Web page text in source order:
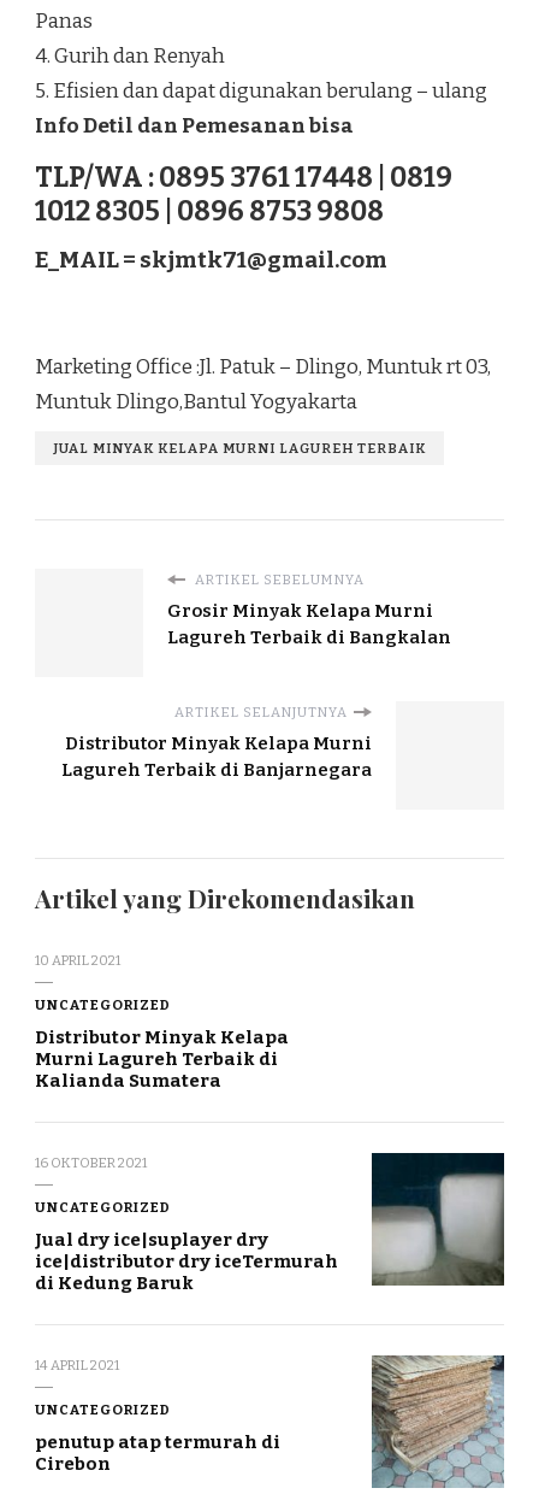
Panas
4. Gurih dan Renyah
5. Efisien dan dapat digunakan berulang – ulang
Info Detil dan Pemesanan bisa
TLP/WA : 0895 3761 17448 | 0819
1012 8305 | 0896 8753 9808
E_MAIL = skjmtk71@gmail.com
Marketing Office :Jl. Patuk – Dlingo, Muntuk rt 03,
Muntuk Dlingo,Bantul Yogyakarta
JUAL MINYAK KELAPA MURNI LAGUREH TERBAIK
ARTIKEL SEBELUMNYA
Grosir Minyak Kelapa Murni
Lagureh Terbaik di Bangkalan
ARTIKEL SELANJUTNYA
Distributor Minyak Kelapa Murni
Lagureh Terbaik di Banjarnegara
Artikel yang Direkomendasikan
10 APRIL 2021
UNCATEGORIZED
Distributor Minyak Kelapa
Murni Lagureh Terbaik di
Kalianda Sumatera
16 OKTOBER 2021
UNCATEGORIZED
Jual dry ice|suplayer dry
ice|distributor dry iceTermurah
di Kedung Baruk
14 APRIL 2021
UNCATEGORIZED
penutup atap termurah di
Cirebon